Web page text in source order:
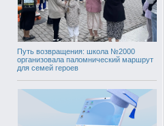
Путь возвращения: школа №2000
организовала паломнический маршрут
для семей героев